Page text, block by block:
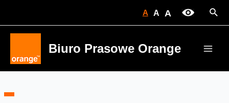
A A A
Biuro Prasowe Orange